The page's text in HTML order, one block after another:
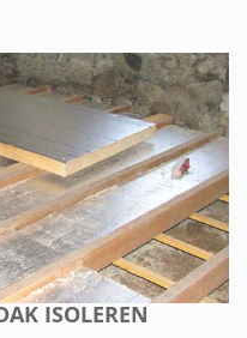
ISOLEREN